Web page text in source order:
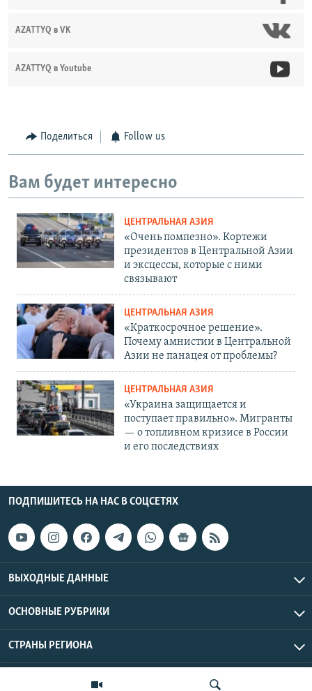
AZATTYQ в VK
AZATTYQ в Youtube
Поделиться Follow us
Вам будет интересно
ЦЕНТРАЛЬНАЯ АЗИЯ
«Очень помпезно». Кортежи
президентов в Центральной Азии
и эксцессы, которые с ними
связывают
ЦЕНТРАЛЬНАЯ АЗИЯ
«Краткосрочное решение».
Почему амнистии в Центральной
Азии не панацея от проблемы?
ЦЕНТРАЛЬНАЯ АЗИЯ
«Украина защищается и
поступает правильно». Мигранты
— о топливном кризисе в России
и его последствиях
ПОДПИШИТЕСЬ НА НАС В СОЦСЕТЯХ
ВЫХОДНЫЕ ДАННЫЕ
ОСНОВНЫЕ РУБРИКИ
СТРАНЫ РЕГИОНА
Азаттык Азия © 2026 RFE/RL, Inc. | Все права защищены.